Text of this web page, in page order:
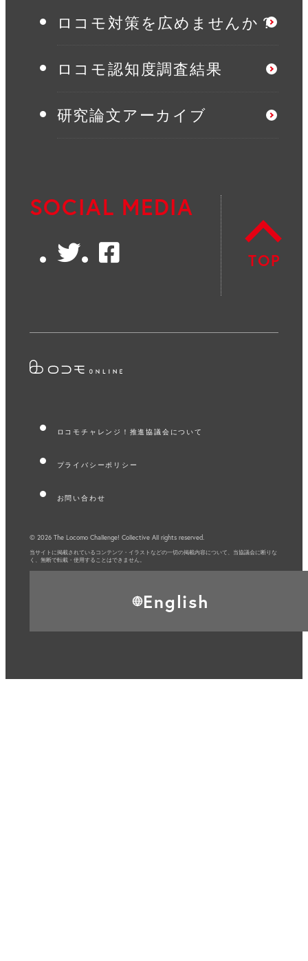
ロコモ対策を広めませんか？
ロコモ認知度調査結果
研究論文アーカイブ
SOCIAL MEDIA
TwitterFacebook TOP
ロコモチャレンジ！推進協議会について
プライバシーポリシー
お問い合わせ
© 2026 The Locomo Challenge! Collective All rights reserved.
当サイトに掲載されているコンテンツ・イラストなどの一切の掲載内容について、
当協議会に断りな
く、無断で転載・使用することはできません。
English